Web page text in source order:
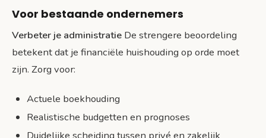
Voor bestaande ondernemers
Verbeter je administratie De strengere beoordeling
betekent dat je financiële huishouding op orde moet
zijn. Zorg voor:
Actuele boekhouding
Realistische budgetten en prognoses